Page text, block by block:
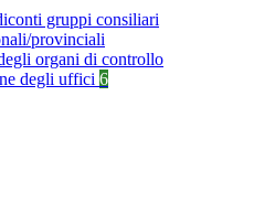
gruppi consiliari
provinciali
organi di controllo
degli uffici 6